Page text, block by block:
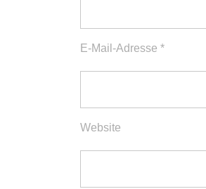
E-Mail-Adresse *
Website